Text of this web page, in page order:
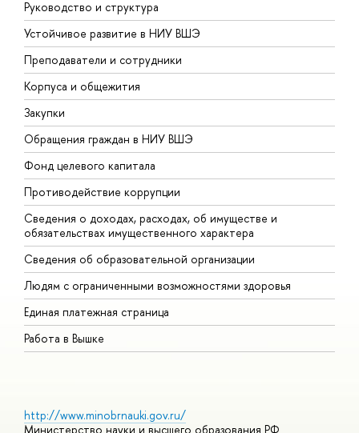
Руководство и структура
Устойчивое развитие в НИУ ВШЭ
Преподаватели и сотрудники
Корпуса и общежития
Закупки
Обращения граждан в НИУ ВШЭ
Фонд целевого капитала
Противодействие коррупции
Сведения о доходах, расходах, об имуществе и
обязательствах имущественного характера
Сведения об образовательной организации
Людям с ограниченными возможностями здоровья
Единая платежная страница
Работа в Вышке
http://www.minobrnauki.gov.ru/
Министерство науки и высшего образования РФ